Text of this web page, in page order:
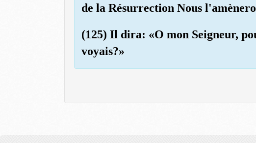
de la Résurrection Nous
(125) Il dira: «O mon Seigneur,
voyais?»